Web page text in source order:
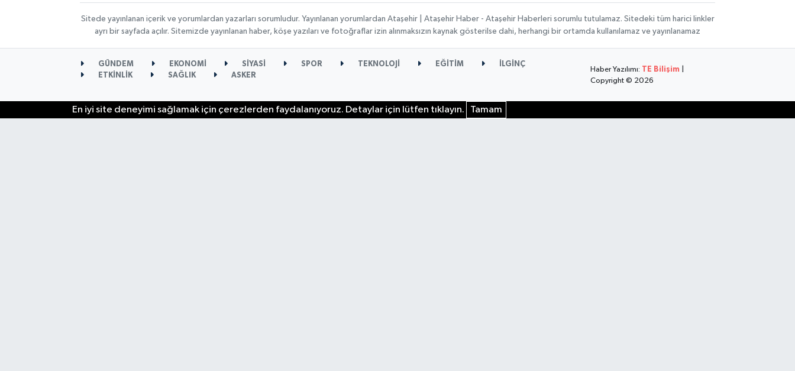
Sitede yayınlanan içerik ve yorumlardan yazarları sorumludur. Yayınlanan yorumlardan Ataşehir | Ataşehir Haber - Ataşehir Haberleri sorumlu tutulamaz. Sitedeki tüm harici linkler
ayrı bir sayfada açılır. Sitemizde yayınlanan haber, köşe yazıları ve fotoğraflar izin alınmaksızın kaynak gösterilse dahi, herhangi bir ortamda kullanılamaz ve yayınlanamaz
GÜNDEM EKONOMİ SİYASİ SPOR TEKNOLOJİ EĞİTİM
İLGİNÇ
ETKİNLİK
SAĞLIK ASKER
Haber Yazılımı: TE Bilişim
Copyright © 2026
En iyi site deneyimi sağlamak için çerezlerden faydalanıyoruz. Detaylar için lütfen tıklayın. Tamam